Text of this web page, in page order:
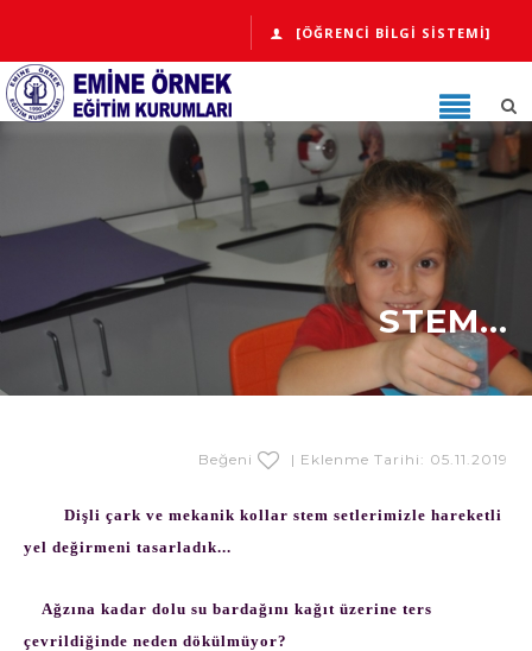
[ÖĞRENCI BILGI SISTEMI]
STEM...
Beğeni | Eklenme Tarihi: 05.11.2019
Dişli çark ve mekanik kollar stem setlerimizle hareketli
yel değirmeni tasarladık...
Ağzına kadar dolu su bardağını kağıt üzerine ters
çevrildiğinde neden dökülmüyor?